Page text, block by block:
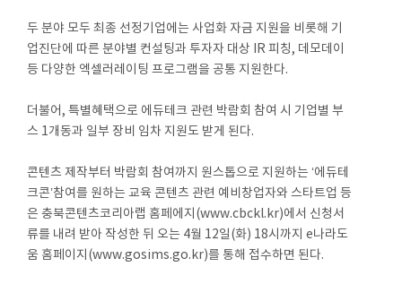
두 분야 모두 최종 선정기업에는 사업화 자금 지원을 비롯해 기
업진단에 따른 분야별 컨설팅과 투자자 대상 IR 피칭, 데모데이
등 다양한 엑셀러레이팅 프로그램을 공통 지원한다.
더불어, 특별혜택으로 에듀테크 관련 박람회 참여 시 기업별 부
스 1개동과 일부 장비 임차 지원도 받게 된다.
콘텐츠 제작부터 박람회 참여까지 원스톱으로 지원하는 ‘에듀테
크콘’참여를 원하는 교육 콘텐츠 관련 예비창업자와 스타트업 등
은 충북콘텐츠코리아랩 홈페에지(www.cbckl.kr)에서 신청서
류를 내려 받아 작성한 뒤 오는 4월 12일(화) 18시까지 e나라도
움 홈페이지(www.gosims.go.kr)를 통해 접수하면 된다.